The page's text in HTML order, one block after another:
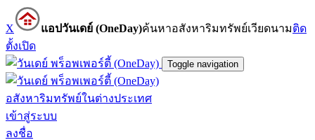
X แอปวันเดย์ (OneDay)ค้นหาอสังหาริมทรัพย์เวียดนามติด
ตั้งเปิด
Toggle navigation
อสังหาริมทรัพย์ในต่างประเทศ
เข้าสู่ระบบ
ลงชื่อ